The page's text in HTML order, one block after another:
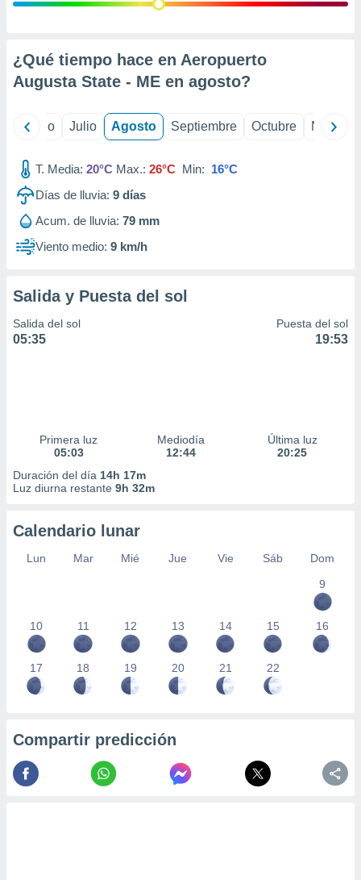
e
mediante
publicidad
de
1199
¿Qué tiempo hace en Aeropuerto
Augusta State - ME en agosto?
Junio Julio Agosto Septiembre Octubre
T. Media: 20°C Max.: 26°C Min: 16°C
Días de lluvia: 9 días
Acum. de lluvia: 79 mm
Viento medio: 9 km/h
Salida y Puesta del sol
Salida del sol
05:35
Puesta del sol
19:53
Primera luz
05:03
Mediodía
12:44
Última luz
20:25
Duración del día 14h 17m
Luz diurna restante 9h 32m
Calendario lunar
Lun Mar Mié Jue Vie Sáb
Dom
9
10 11 12 13 14 15 16
17 18 19 20 21 22
Compartir predicción